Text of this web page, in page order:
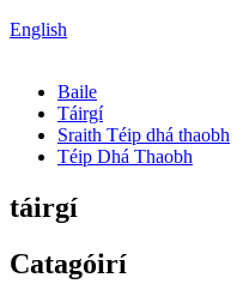
English
Baile
Táirgí
Sraith Téip dhá thaobh
Téip Dhá Thaobh
táirgí
Catagóirí